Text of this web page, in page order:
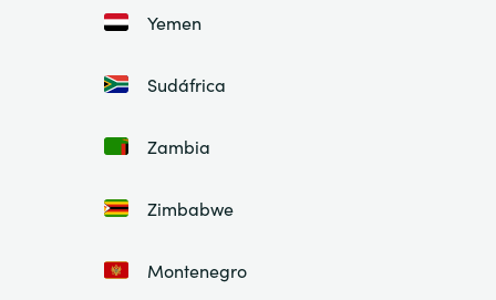
Yemen
Sudáfrica
Zambia
Zimbabwe
Montenegro